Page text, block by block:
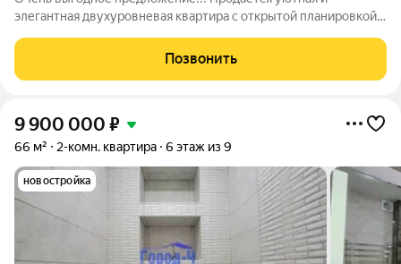
элегантная двухуровневая квартира с открытой планировкой и
квадратных метров, расположенная на 23 этаже современного
кирпично-монолитного дома,
Позвонить
9 900 000 ₽
66 м² 2-комн. квартира 6 этаж из 9
новостройка